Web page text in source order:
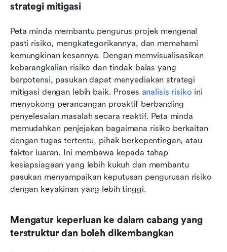
strategi mitigasi
Peta minda membantu pengurus projek mengenal
pasti risiko, mengkategorikannya, dan memahami
kemungkinan kesannya. Dengan memvisualisasikan
kebarangkalian risiko dan tindak balas yang
berpotensi, pasukan dapat menyediakan strategi
mitigasi dengan lebih baik. Proses analisis risiko ini
menyokong perancangan proaktif berbanding
penyelesaian masalah secara reaktif. Peta minda
memudahkan penjejakan bagaimana risiko berkaitan
dengan tugas tertentu, pihak berkepentingan, atau
faktor luaran. Ini membawa kepada tahap
kesiapsiagaan yang lebih kukuh dan membantu
pasukan menyampaikan keputusan pengurusan risiko
dengan keyakinan yang lebih tinggi.
Mengatur keperluan ke dalam cabang yang
terstruktur dan boleh dikembangkan